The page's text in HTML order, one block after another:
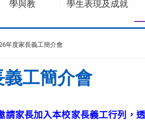
學與教 學生表現及成就
年度家長義工簡介會
工簡介會
請家長加入本校家長義工行列，